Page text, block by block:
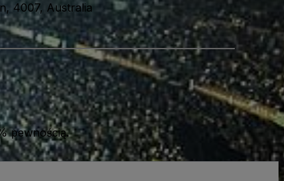
4007, Australia
pewnością.